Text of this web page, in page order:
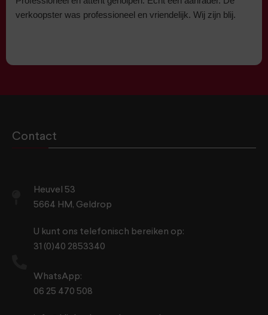
verkoopster was professioneel en vriendelijk. Wij zijn blij.
Contact
Heuvel 53
5664 HM, Geldrop
U kunt ons telefonisch bereiken op:
31 (0)40 2853340
WhatsApp:
06 25 470 508